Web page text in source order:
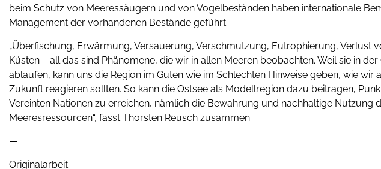
beim Schutz von Meeressäugern und von Vogelbeständen haben internationale
Management der vorhandenen Bestände geführt.
„Überfischung, Erwärmung, Versauerung, Verschmutzung, Eutrophierung, Verlust
Küsten – all das sind Phänomene, die wir in allen Meeren beobachten. Weil sie in
ablaufen, kann uns die Region im Guten wie im Schlechten Hinweise geben, wie
Zukunft reagieren sollten. So kann die Ostsee als Modellregion dazu beitragen,
Vereinten Nationen zu erreichen, nämlich die Bewahrung und nachhaltige Nutzung
Meeresressourcen“, fasst Thorsten Reusch zusammen.
—
Originalarbeit: